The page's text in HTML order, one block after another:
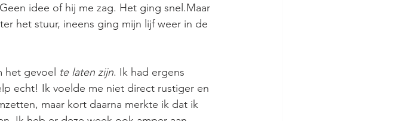
idee of hij me zag. Het ging snel.Maar
het stuur, ineens ging mijn lijf weer in de
het gevoel te laten zijn. Ik had ergens
echt! Ik voelde me niet direct rustiger en
maar kort daarna merkte ik dat ik